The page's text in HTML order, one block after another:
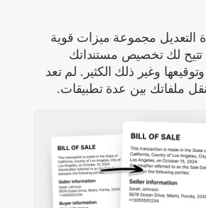
التعديل مجموعة ميزات قوية
تتيح لك تخصيص مستنداتك
وغير ذلك الكثير. لم تعد
ملفاتك بين عدة تطبيقات.